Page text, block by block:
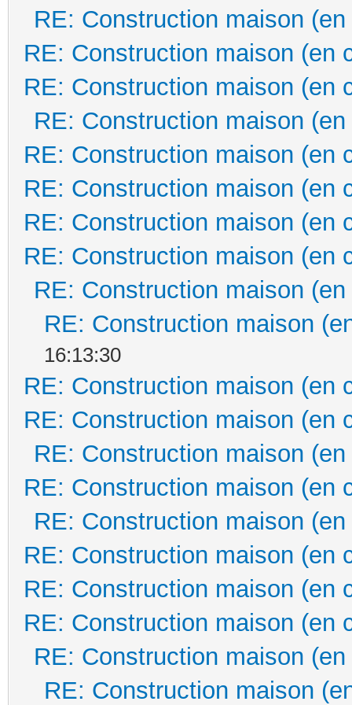
RE: Construction maison
RE: Construction maison (en
RE: Construction maison (en
RE: Construction maison
RE: Construction maison (en
RE: Construction maison (en
RE: Construction maison (en
RE: Construction maison (en
RE: Construction maison
RE: Construction maison
16:13:30
RE: Construction maison (en
RE: Construction maison (en
RE: Construction maison
RE: Construction maison (en
RE: Construction maison
RE: Construction maison (en
RE: Construction maison (en
RE: Construction maison (en
RE: Construction maison
RE: Construction maison